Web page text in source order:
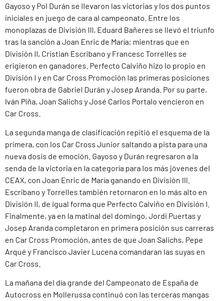
Gayoso y Pol Durán se llevaron las victorias y los dos puntos
iniciales en juego de cara al campeonato. Entre los
monoplazas de División III, Eduard Bañeres se llevó el triunfo
tras la sanción a Joan Enric de María; mientras que en
División II, Cristian Escribano y Francesc Torrelles se
erigieron en ganadores. Perfecto Calviño hizo lo propio en
División I y en Car Cross Promoción las primeras posiciones
fueron obra de Gabriel Durán y Josep Aranda. Por su parte,
Iván Piña, Joan Salichs y José Carlos Portalo vencieron en
Car Cross.
La segunda manga de clasificación repitió el esquema de la
primera, con los Car Cross Junior saltando a pista para una
nueva dosis de emoción. Gayoso y Durán regresaron a la
senda de la victoria en la categoría para los más jóvenes del
CEAX, con Joan Enric de María ganando en División III.
Escribano y Torrelles también retornaron en lo más alto en
División II, de igual forma que Perfecto Calviño en División I.
Finalmente, ya en la matinal del domingo, Jordi Puertas y
Josep Aranda completaron en primera posición sus carreras
en Car Cross Promoción, antes de que Joan Salichs, Pepe
Arqué y Francisco Javier Lucena comandaran las suyas en
Car Cross.
La mañana del día grande del Campeonato de España de
Autocross en Mollerussa continuó con las terceras mangas